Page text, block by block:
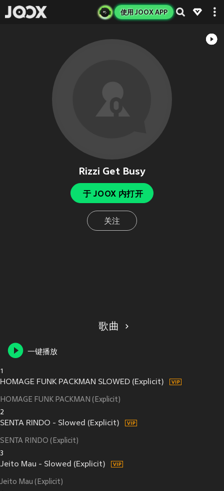
使用 JOOX APP
Rizzi Get Busy
于 JOOX 内打开
关注
歌曲
一键播放
1
HOMAGE FUNK PACKMAN SLOWED (Explicit)
HOMAGE FUNK PACKMAN (Explicit)
2
SENTA RINDO - Slowed (Explicit)
SENTA RINDO (Explicit)
3
Jeito Mau - Slowed (Explicit)
Jeito Mau (Explicit)